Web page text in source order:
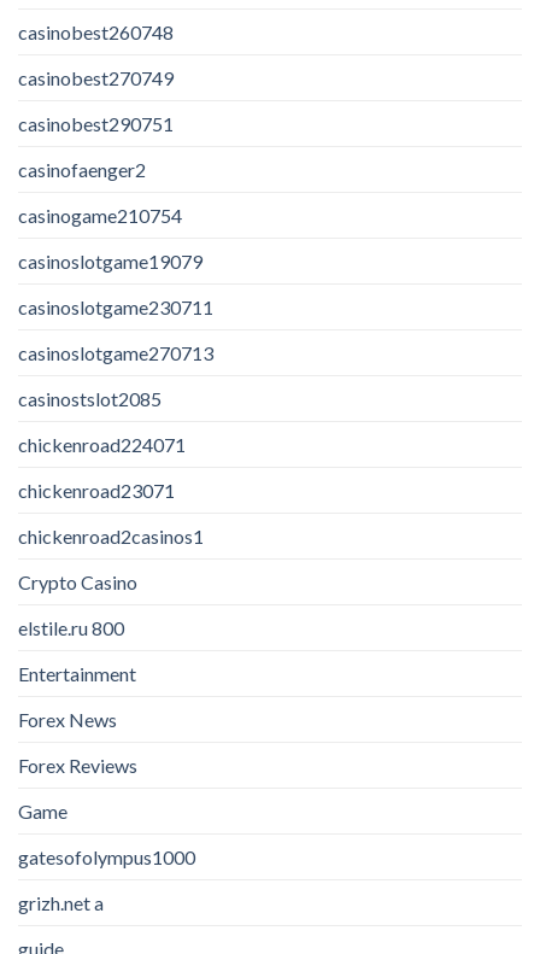
casinobest260748
casinobest270749
casinobest290751
casinofaenger2
casinogame210754
casinoslotgame19079
casinoslotgame230711
casinoslotgame270713
casinostslot2085
chickenroad224071
chickenroad23071
chickenroad2casinos1
Crypto Casino
elstile.ru 800
Entertainment
Forex News
Forex Reviews
Game
gatesofolympus1000
grizh.net a
guide